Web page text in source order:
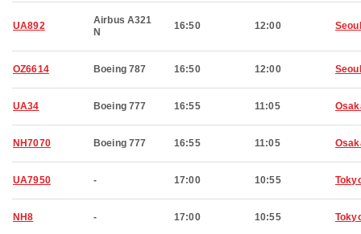
UA892
Airbus A321
N
16:50 12:00 Seoul
OZ6614 Boeing 787 16:50 12:00 Seoul
UA34 Boeing 777 16:55 11:05
NH7070 Boeing 777 16:55 11:05
UA7950 - 17:00 10:55
NH8 - 17:00 10:55